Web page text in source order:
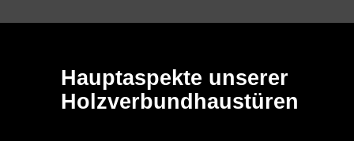
Hauptaspekte unserer
Holzverbundhaustüren